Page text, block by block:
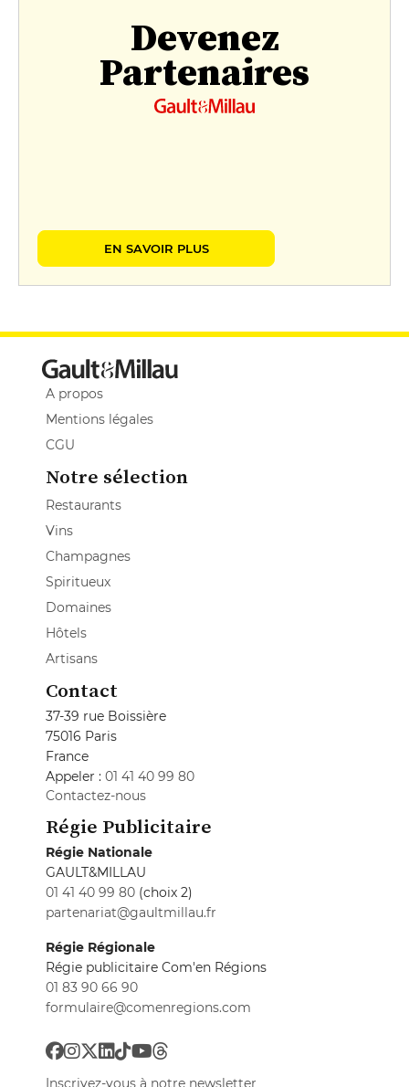
Devenez
Partenaires
EN SAVOIR PLUS
A propos
Mentions légales
CGU
Notre sélection
Restaurants
Vins
Champagnes
Spiritueux
Domaines
Hôtels
Artisans
Contact
37-39 rue Boissière
75016 Paris
France
Appeler : 01 41 40 99 80
Contactez-nous
Régie Publicitaire
Régie Nationale
GAULT&MILLAU
01 41 40 99 80 (choix 2)
partenariat@gaultmillau.fr
Régie Régionale
Régie publicitaire Com'en Régions
01 83 90 66 90
formulaire@comenregions.com
Inscrivez-vous à notre newsletter